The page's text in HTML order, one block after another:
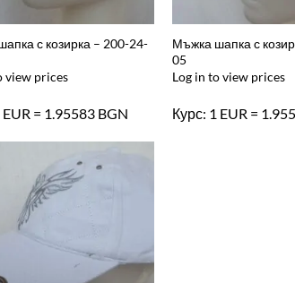
с козирка – 200-24-
view prices
EUR = 1.95583 BGN
Мъжка шапка с
05
Log in to view prices
Курс: 1 EUR =